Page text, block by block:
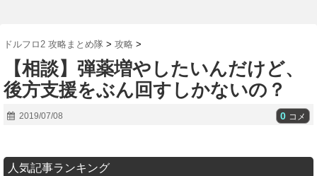
ドルフロ2 攻略まとめ隊 > 攻略 >
【相談】弾薬増やしたいんだけど、
後方支援をぶん回すしかないの？
2019/07/08 0 コメ
人気記事ランキング